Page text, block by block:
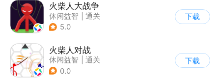
火柴人大战争
休闲益智
通关
| 火柴人
5.0
下载
火柴人对战
休闲益智
通关
| 火柴人
0.0
下载